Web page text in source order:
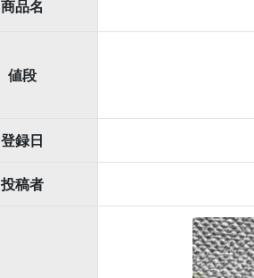
商品名
値段
登録日
投稿者